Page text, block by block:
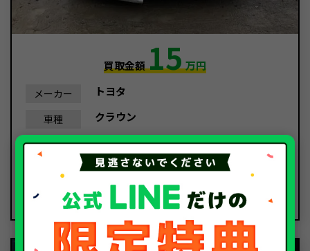
買取金額15万円
メーカー トヨタ
車種 クラウン
年式 平成20年/2008年
140,780Km
種別 事故車